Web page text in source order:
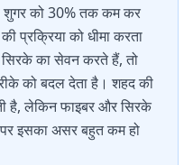
शुगर को 30% तक कम कर
प्रक्रिया को धीमा करता
का सेवन करते हैं, तो
को बदल देता है। शहद की
है, लेकिन फाइबर और सिरके
इसका असर बहुत कम हो